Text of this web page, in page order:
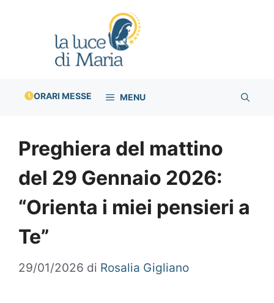
ORARI MESSE MENU
Preghiera del mattino
del 29 Gennaio 2026:
“Orienta i miei pensieri a
Te”
29/01/2026 di Rosalia Gigliano